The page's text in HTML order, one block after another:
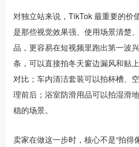
对独立站来说，TikTok 最重要的价
是那些视觉效果强、使用场景清楚
品，更容易在短视频里跑出第一波
条，可以直接拍冬天窗边漏风和贴
对比；车内清洁套装可以拍杯槽、
理前后；浴室防滑用品可以拍湿滑
稳的场景。
卖家在做这一步时，核心不是“拍得